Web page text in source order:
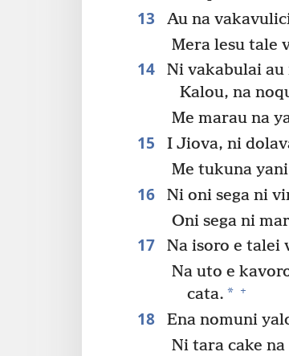
13 Au na
Mera lesu tale
14 Ni vakabulai
Kalou, na
Me marau na
15
I Jiova, ni
Me tukuna
16 Ni oni sega ni
Oni sega ni
17
Na isoro e talei
Na uto e
cata. * +
18
Ena nomuni
Ni tara cake